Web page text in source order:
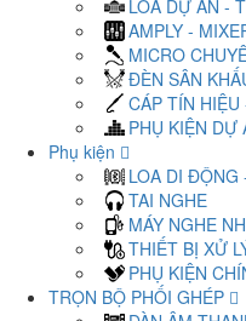
LOA DỰ ÁN -
AMPLY -
MICRO
ĐÈN SÂN
CÁP TÍN HIỆU
PHỤ KIỆN DỰ
Phụ kiện
LOA DI ĐỘNG
TAI NGHE
MÁY NGHE
THIẾT BỊ XỬ
PHỤ KIỆN
TRỌN BỘ PHỐI GHÉP